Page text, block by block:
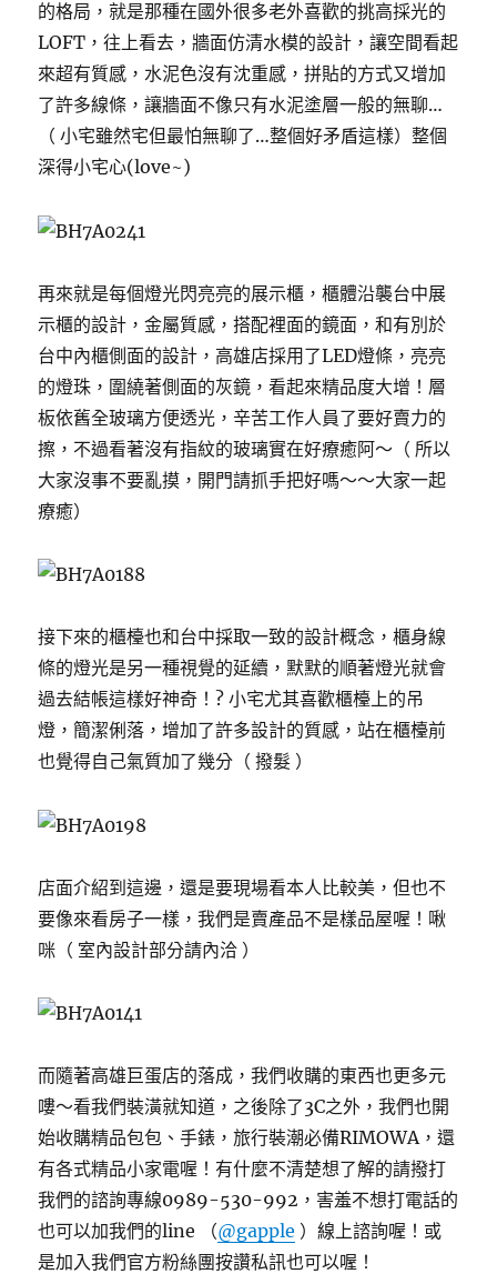
的格局，就是那種在國外很多老外喜歡的挑高採光的
LOFT，往上看去，牆面仿清水模的設計，讓空間看起
來超有質感，水泥色沒有沈重感，拼貼的方式又增加
了許多線條，讓牆面不像只有水泥塗層一般的無聊…
（ 小宅雖然宅但最怕無聊了…整個好矛盾這樣）整個
深得小宅心(love~)
再來就是每個燈光閃亮亮的展示櫃，櫃體沿襲台中展
示櫃的設計，金屬質感，搭配裡面的鏡面，和有別於
台中內櫃側面的設計，高雄店採用了LED燈條，亮亮
的燈珠，圍繞著側面的灰鏡，看起來精品度大增！層
板依舊全玻璃方便透光，辛苦工作人員了要好賣力的
擦，不過看著沒有指紋的玻璃實在好療癒阿～（ 所以
大家沒事不要亂摸，開門請抓手把好嗎～～大家一起
療癒）
接下來的櫃檯也和台中採取一致的設計概念，櫃身線
條的燈光是另一種視覺的延續，默默的順著燈光就會
過去結帳這樣好神奇！? 小宅尤其喜歡櫃檯上的吊
燈，簡潔俐落，增加了許多設計的質感，站在櫃檯前
也覺得自己氣質加了幾分（ 撥髮 ）
店面介紹到這邊，還是要現場看本人比較美，但也不
要像來看房子一樣，我們是賣產品不是樣品屋喔！啾
咪（ 室內設計部分請內洽 ）
而隨著高雄巨蛋店的落成，我們收購的東西也更多元
嘍～看我們裝潢就知道，之後除了3C之外，我們也開
始收購精品包包、手錶，旅行裝潮必備RIMOWA，還
有各式精品小家電喔！有什麼不清楚想了解的請撥打
我們的諮詢專線0989-530-992，害羞不想打電話的
也可以加我們的line （@gapple ）線上諮詢喔！或
是加入我們官方粉絲團按讚私訊也可以喔！